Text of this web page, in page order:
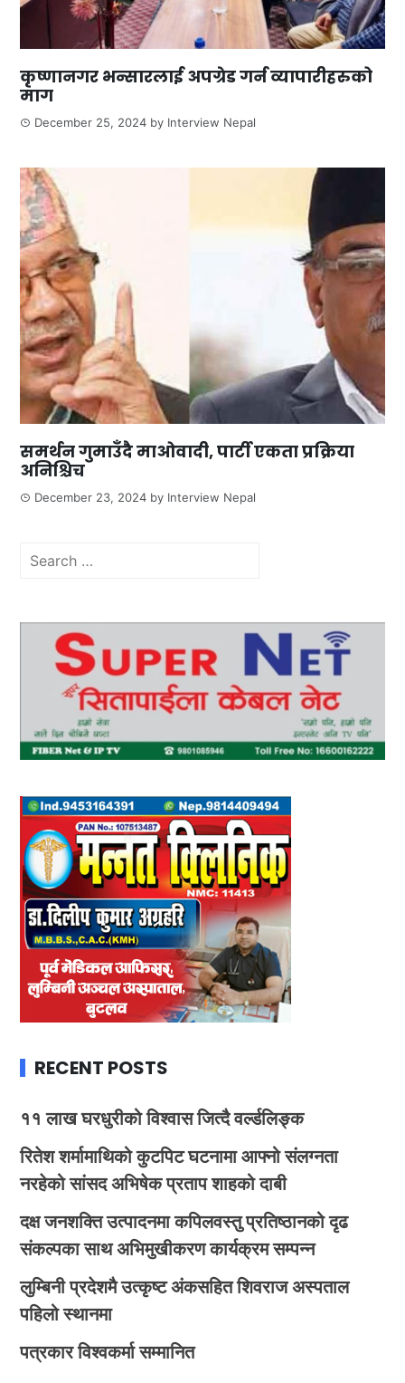
कृष्णानगर भन्सारलाई अपग्रेड गर्न व्यापारीहरुको
माग
December 25, 2024 by Interview Nepal
समर्थन गुमाउँदै माओवादी, पार्टी एकता प्रक्रिया
अनिश्चिच
December 23, 2024 by Interview Nepal
Search
RECENT POSTS
११ लाख घरधुरीको विश्वास जित्दै वर्ल्डलिङ्क
रितेश शर्मामाथिको कुटपिट घटनामा आफ्नो संलग्नता
नरहेको सांसद अभिषेक प्रताप शाहको दाबी
दक्ष जनशक्ति उत्पादनमा कपिलवस्तु प्रतिष्ठानको दृढ
संकल्पका साथ अभिमुखीकरण कार्यक्रम सम्पन्न
लुम्बिनी प्रदेशमै उत्कृष्ट अंकसहित शिवराज अस्पताल
पहिलो स्थानमा
पत्रकार विश्वकर्मा सम्मानित